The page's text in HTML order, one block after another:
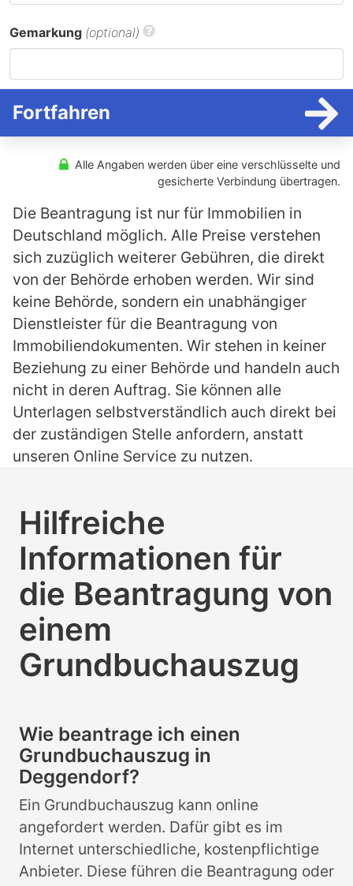
Gemarkung (optional)
Fortfahren
Alle Angaben werden über eine verschlüsselte und
gesicherte Verbindung übertragen.
Die Beantragung ist nur für Immobilien in
Deutschland möglich. Alle Preise verstehen
sich zuzüglich weiterer Gebühren, die direkt
von der Behörde erhoben werden. Wir sind
keine Behörde, sondern ein unabhängiger
Dienstleister für die Beantragung von
Immobiliendokumenten. Wir stehen in keiner
Beziehung zu einer Behörde und handeln auch
nicht in deren Auftrag. Sie können alle
Unterlagen selbstverständlich auch direkt bei
der zuständigen Stelle anfordern, anstatt
unseren Online Service zu nutzen.
Hilfreiche
Informationen für
die Beantragung von
einem
Grundbuchauszug
Wie beantrage ich einen
Grundbuchauszug in
Deggendorf?
Ein Grundbuchauszug kann online
angefordert werden. Dafür gibt es im
Internet unterschiedliche, kostenpflichtige
Anbieter. Diese führen die Beantragung oder